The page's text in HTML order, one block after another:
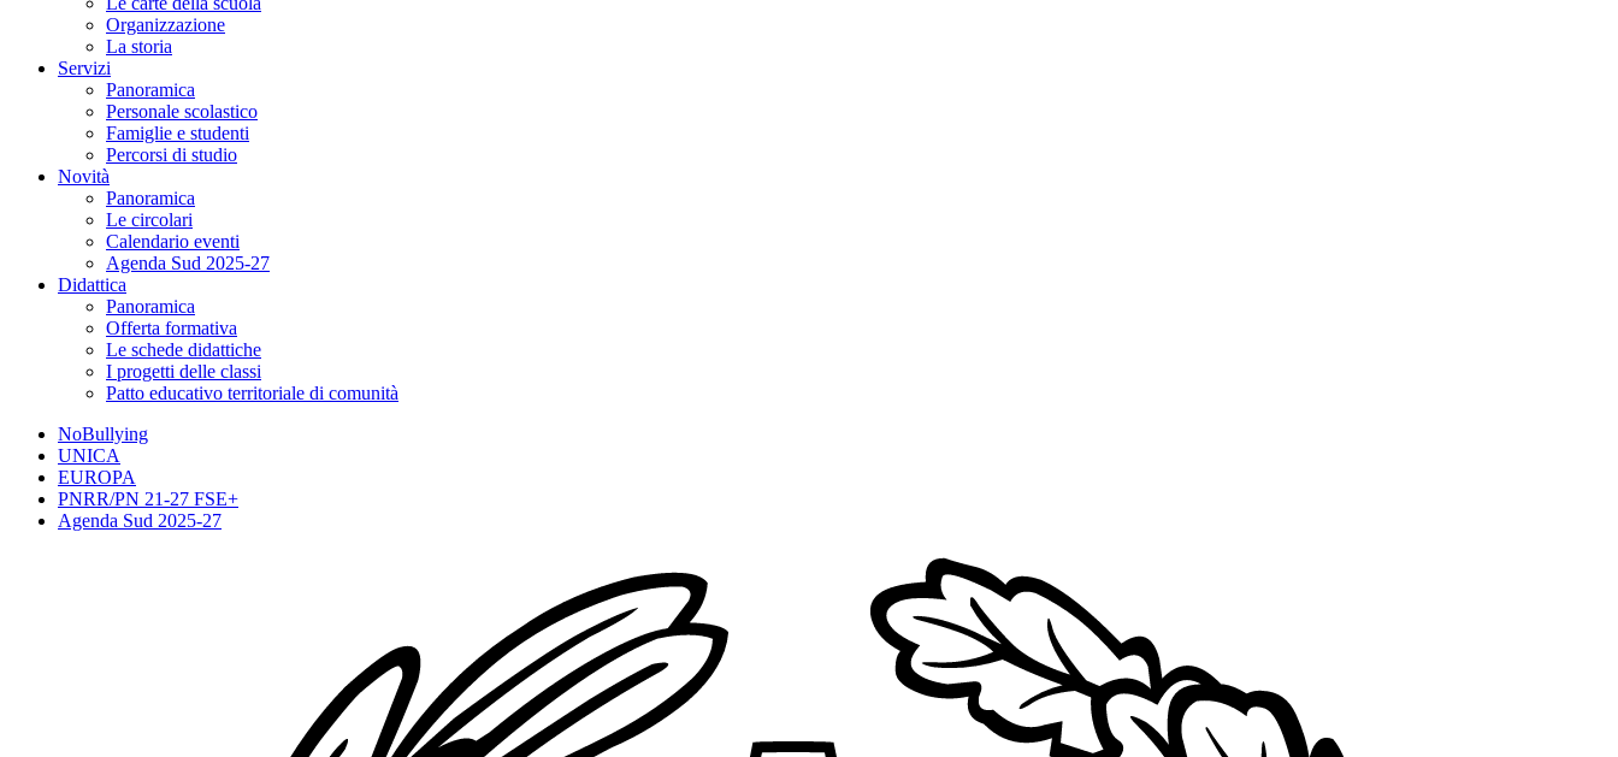
Organizzazione
La storia
Servizi
Panoramica
Personale scolastico
Famiglie e studenti
Percorsi di studio
Novità
Panoramica
Le circolari
Calendario eventi
Agenda Sud 2025-27
Didattica
Panoramica
Offerta formativa
Le schede didattiche
I progetti delle classi
Patto educativo territoriale di comunità
NoBullying
UNICA
EUROPA
PNRR/PN 21-27 FSE+
Agenda Sud 2025-27